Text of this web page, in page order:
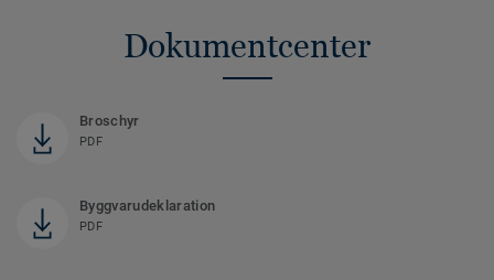
Dokumentcenter
Broschyr
PDF
Byggvarudeklaration
PDF